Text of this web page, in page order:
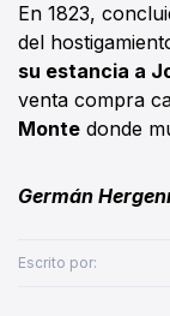
En 1823,
del
su estancia a
venta compra
Monte donde
Germán
Escrito por: